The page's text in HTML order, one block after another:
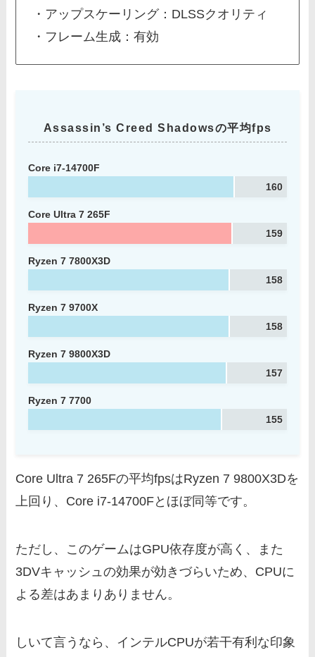
・アップスケーリング：DLSSクオリティ
・フレーム生成：有効
Assassin’s Creed Shadowsの平均fps
Core i7-14700F
160
Core Ultra 7 265F
159
Ryzen 7 7800X3D
158
Ryzen 7 9700X
158
Ryzen 7 9800X3D
157
Ryzen 7 7700
155
Core Ultra 7 265Fの平均fpsはRyzen 7 9800X3Dを
上回り、Core i7-14700Fとほぼ同等です。
ただし、このゲームはGPU依存度が高く、また
3DVキャッシュの効果が効きづらいため、CPUに
よる差はあまりありません。
しいて言うなら、インテルCPUが若干有利な印象